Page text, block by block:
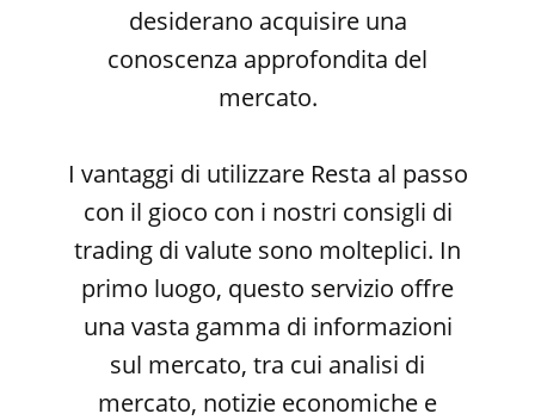
desiderano acquisire una
conoscenza approfondita del
mercato.
I vantaggi di utilizzare Resta al passo
con il gioco con i nostri consigli di
trading di valute sono molteplici. In
primo luogo, questo servizio offre
una vasta gamma di informazioni
sul mercato, tra cui analisi di
mercato, notizie economiche e